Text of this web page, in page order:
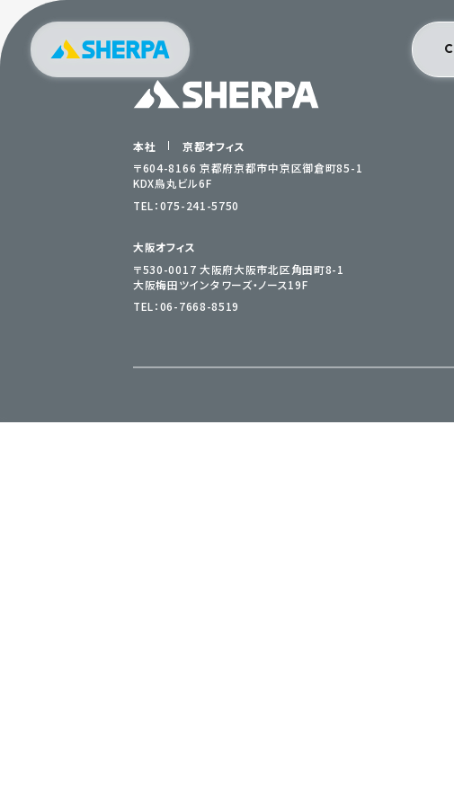
本社
京都オフィス
〒604-8166 京都府京都市中京区御倉町85-1
KDX烏丸ビル6F
TEL：075-241-5750
大阪オフィス
〒530-0017 大阪府大阪市北区角田町8-1
大阪梅田ツインタワーズ・ノース19F
TEL：06-7668-8519